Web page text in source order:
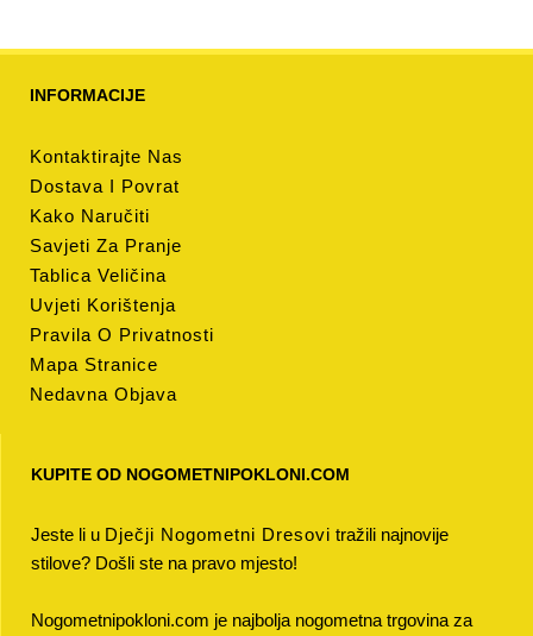
INFORMACIJE
Kontaktirajte Nas
Dostava I Povrat
Kako Naručiti
Savjeti Za Pranje
Tablica Veličina
Uvjeti Korištenja
Pravila O Privatnosti
Mapa Stranice
Nedavna Objava
KUPITE OD NOGOMETNIPOKLONI.COM
Jeste li u Dječji Nogometni Dresovi tražili najnovije
stilove? Došli ste na pravo mjesto!
Nogometnipokloni.com je najbolja nogometna trgovina za